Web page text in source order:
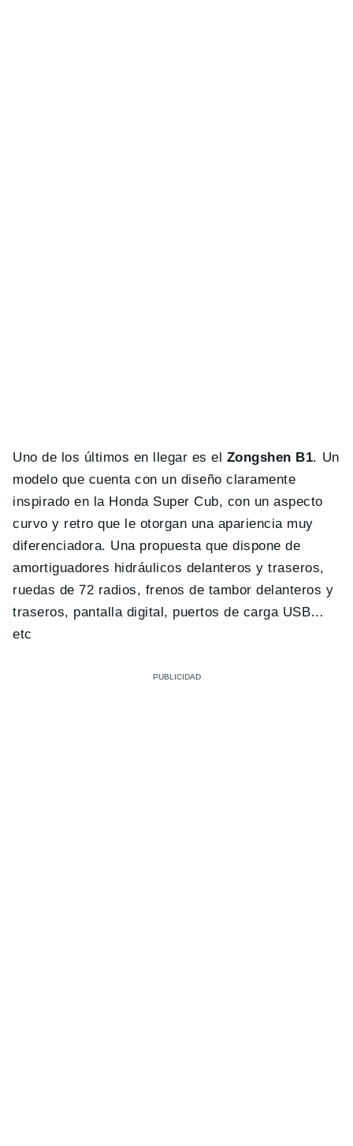
Uno de los últimos en llegar es el Zongshen B1. Un
modelo que cuenta con un diseño claramente
inspirado en la Honda Super Cub, con un aspecto
curvo y retro que le otorgan una apariencia muy
diferenciadora. Una propuesta que dispone de
amortiguadores hidráulicos delanteros y traseros,
ruedas de 72 radios, frenos de tambor delanteros y
traseros, pantalla digital, puertos de carga USB…
etc